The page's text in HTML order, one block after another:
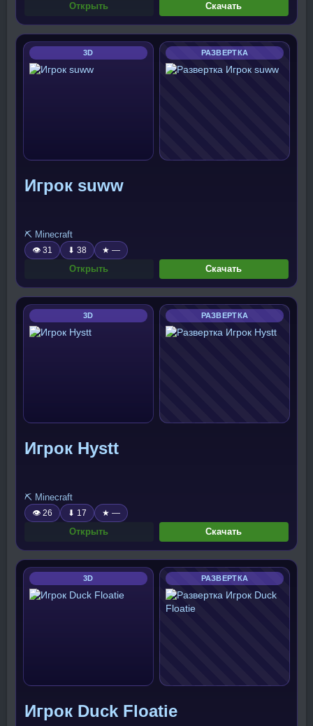
Открыть Скачать
3D РАЗВЕРТКА
Игрок suww
⛏️ Minecraft
👁 31 ⬇ 38 ★ —
Открыть Скачать
3D РАЗВЕРТКА
Игрок Hystt
⛏️ Minecraft
👁 26 ⬇ 17 ★ —
Открыть Скачать
3D РАЗВЕРТКА
Игрок Duck Floatie